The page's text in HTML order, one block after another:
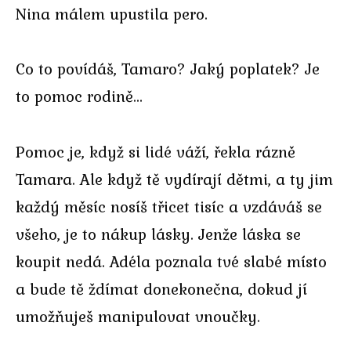
Nina málem upustila pero.
Co to povídáš, Tamaro? Jaký poplatek? Je
to pomoc rodině…
Pomoc je, když si lidé váží, řekla rázně
Tamara. Ale když tě vydírají dětmi, a ty jim
každý měsíc nosíš třicet tisíc a vzdáváš se
všeho, je to nákup lásky. Jenže láska se
koupit nedá. Adéla poznala tvé slabé místo
a bude tě ždímat donekonečna, dokud jí
umožňuješ manipulovat vnoučky.